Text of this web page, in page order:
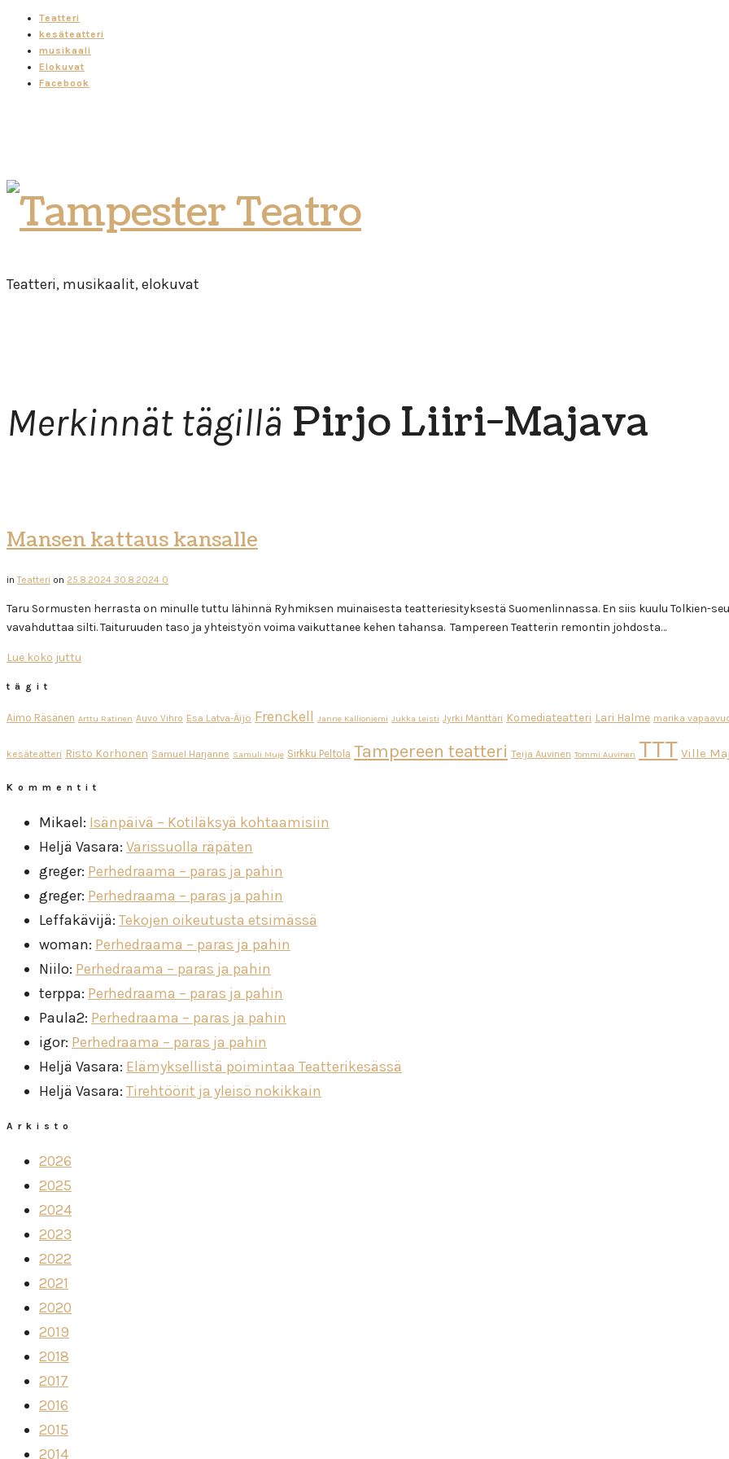
Teatteri
kesäteatteri
musikaali
Elokuvat
Facebook
Tampester
Teatro
Teatteri, musikaalit, elokuvat
Merkinnät tägillä Pirjo Liiri-Majava
Mansen kattaus kansalle
inTeatteri on 25.8.2024 30.8.2024 0
Taru Sormusten herrasta on minulle tuttu lähinnä Ryhmiksen muinaisesta teatteriesityksestä Suomenlinnassa. En siis kuulu Tolkien-
vavahduttaa silti. Taituruuden taso ja yhteistyön voima vaikuttanee kehen tahansa. Tampereen Teatterin remontin johdosta…
Lue koko juttu
tägit
Aimo Räsänen Arttu Ratinen Auvo Vihro Esa Latva-Äijö Frenckell Janne Kallioniemi Jukka Leisti Jyrki Mänttäri Komediateatteri Lari Halme marika
kesäteatteri Risto Korhonen Samuel Harjanne Samuli Muje Sirkku Peltola Tampereen teatteri Teija Auvinen Tommi Auvinen TTT Ville
Kommentit
Mikael: Isänpäivä – Kotiläksyä kohtaamisiin
Heljä Vasara: Varissuolla räpäten
greger: Perhedraama – paras ja pahin
greger: Perhedraama – paras ja pahin
Leffakävijä: Tekojen oikeutusta etsimässä
woman: Perhedraama – paras ja pahin
Niilo: Perhedraama – paras ja pahin
terppa: Perhedraama – paras ja pahin
Paula2: Perhedraama – paras ja pahin
igor: Perhedraama – paras ja pahin
Heljä Vasara: Elämyksellistä poimintaa Teatterikesässä
Heljä Vasara: Tirehtöörit ja yleisö nokikkain
Arkisto
2026
2025
2024
2023
2022
2021
2020
2019
2018
2017
2016
2015
2014